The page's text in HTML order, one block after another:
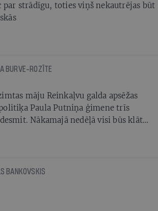
par strādīgu, toties viņš nekautrējas būt
BURVE-ROZĪTE
māju Reinkaļvu galda apsēžas
Paula Putniņa ģimene trīs
Nākamajā nedēļā visi būs klāt
BANKOVSKIS